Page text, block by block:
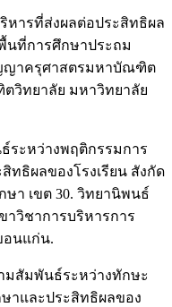
หารที่ส่งผลต่อประสิทธิผล
นที่การศึกษาประถม
ญาครุศาสตรมหาบัณฑิต
วิทยาลัย มหาวิทยาลัย
ระหว่างพฤติกรรมการ
ทธิผลของโรงเรียน สังกัด
า เขต 30. วิทยานิพนธ์
วิชาการบริหารการ
นแก่น.
มสัมพันธ์ระหว่างทักษะ
าและประสิทธิผลของ